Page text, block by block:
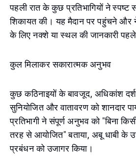
पहली रात के कुछ प्रतिभागियों ने स्पष्ट
शिकायत की। यह मैदान पर पहुंचने और
के लिए नक्शे या स्थल की जानकारी
कुल मिलाकर सकारात्मक अनुभव
कुछ कठिनाइयों के बावजूद, अधिकांश
सुनियोजित और वातावरण को शानदार
प्रतिभागी ने संपूर्ण अनुभव को "बिना
तरह से आयोजित" बताया, अबू धाबी के
प्रबंधन को उजागर किया।